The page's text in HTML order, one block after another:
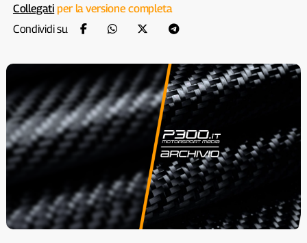
Collegati per la versione completa
Condividi su